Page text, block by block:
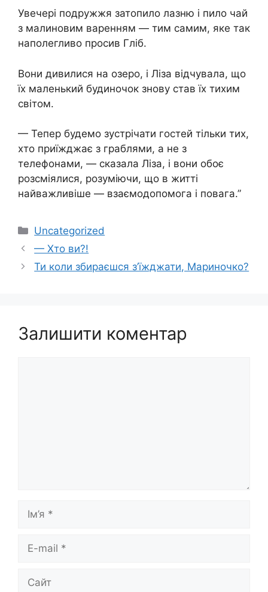
Увечері подружжя затопило лазню і пило чай
з малиновим варенням — тим самим, яке так
наполегливо просив Гліб.
Вони дивилися на озеро, і Ліза відчувала, що
їх маленький будиночок знову став їх тихим
світом.
— Тепер будемо зустрічати гостей тільки тих,
хто приїжджає з граблями, а не з
телефонами, — сказала Ліза, і вони обоє
розсміялися, розуміючи, що в житті
найважливіше — взаємодопомога і повага.”
Категорії
Uncategorized
— Хто ви?!
Ти коли збираєшся з’їжджати, Мариночко?
Залишити коментар
Ім’я
Сайт